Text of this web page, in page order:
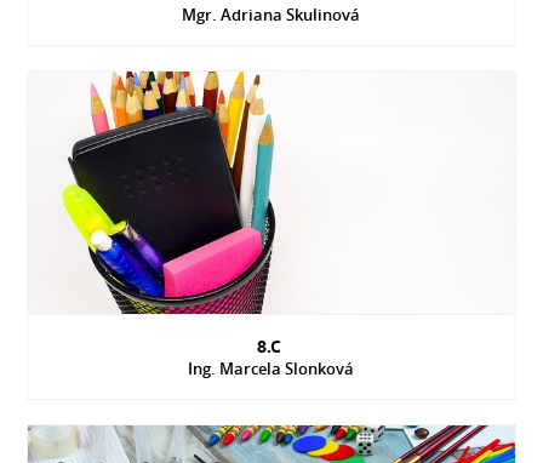
Mgr. Adriana Skulinová
8.C
Ing. Marcela Slonková